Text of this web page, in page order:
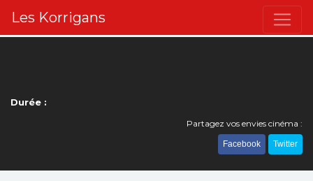
Les Korrigans
Durée :
Partagez vos envies cinéma :
Facebook Twitter